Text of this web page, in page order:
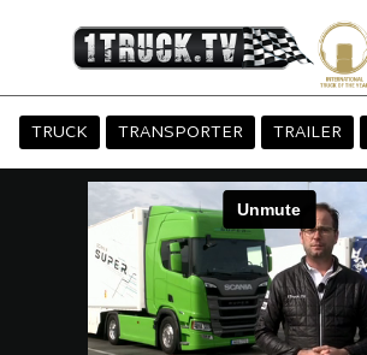
TRUCK TRANSPORTER TRAILER